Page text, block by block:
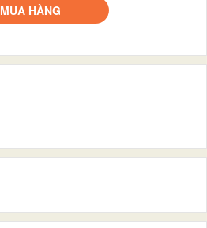
MUA HÀNG